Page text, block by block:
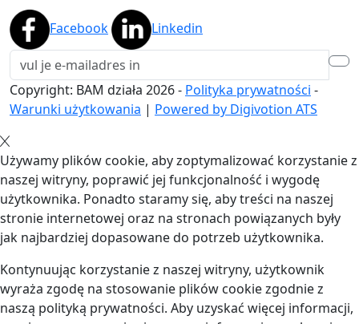
Facebook Linkedin
Copyright: BAM działa 2026- Polityka prywatności -
Warunki użytkowania | Powered by Digivotion ATS
Używamy plików cookie, aby zoptymalizować korzystanie z
naszej witryny, poprawić jej funkcjonalność i wygodę
użytkownika. Ponadto staramy się, aby treści na naszej
stronie internetowej oraz na stronach powiązanych były
jak najbardziej dopasowane do potrzeb użytkownika.
Kontynuując korzystanie z naszej witryny, użytkownik
wyraża zgodę na stosowanie plików cookie zgodnie z
naszą polityką prywatności. Aby uzyskać więcej informacji,